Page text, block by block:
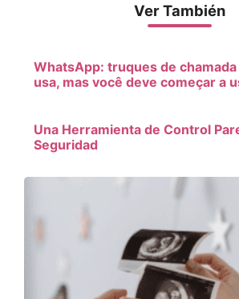
Ver También
WhatsApp: truques de
usa, mas você deve começar a
Una Herramienta de Control
Seguridad